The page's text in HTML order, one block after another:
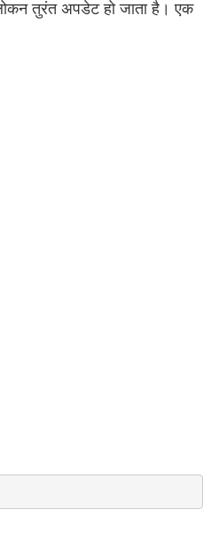
तुरंत अपडेट हो जाता है। एक